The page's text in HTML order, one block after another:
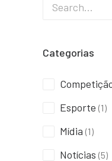
Categorias
Esporte (1)
Mídia (1)
Notícias (5)